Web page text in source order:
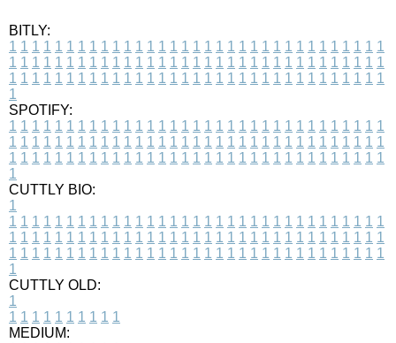
BITLY:
1 1 1 1 1 1 1 1 1 1 1 1 1 1 1 1 1 1 1 1 1 1 1 1 1 1 1 1 1 1 1 1 1
1 1 1 1 1 1 1 1 1 1 1 1 1 1 1 1 1 1 1 1 1 1 1 1 1 1 1 1 1 1 1 1 1
1 1 1 1 1 1 1 1 1 1 1 1 1 1 1 1 1 1 1 1 1 1 1 1 1 1 1 1 1 1 1 1 1
1
SPOTIFY:
1 1 1 1 1 1 1 1 1 1 1 1 1 1 1 1 1 1 1 1 1 1 1 1 1 1 1 1 1 1 1 1 1
1 1 1 1 1 1 1 1 1 1 1 1 1 1 1 1 1 1 1 1 1 1 1 1 1 1 1 1 1 1 1 1 1
1 1 1 1 1 1 1 1 1 1 1 1 1 1 1 1 1 1 1 1 1 1 1 1 1 1 1 1 1 1 1 1 1
1
CUTTLY BIO:
1
1 1 1 1 1 1 1 1 1 1 1 1 1 1 1 1 1 1 1 1 1 1 1 1 1 1 1 1 1 1 1 1 1
1 1 1 1 1 1 1 1 1 1 1 1 1 1 1 1 1 1 1 1 1 1 1 1 1 1 1 1 1 1 1 1 1
1 1 1 1 1 1 1 1 1 1 1 1 1 1 1 1 1 1 1 1 1 1 1 1 1 1 1 1 1 1 1 1 1
1
CUTTLY OLD:
1
1 1 1 1 1 1 1 1 1 1
MEDIUM: